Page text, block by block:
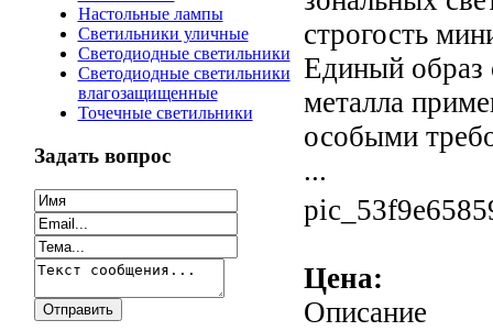
Настольные лампы
Светильники уличные
Светодиодные светильники
Светодиодные светильники
влагозащищенные
Точечные светильники
Задать вопрос
строгость
Единый образ
металла
особыми
...
Цена:
Описание